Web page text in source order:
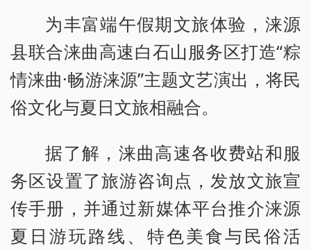
为丰富端午假期文旅体验，涞源
县联合涞曲高速白石山服务区打造“粽
情涞曲·畅游涞源”主题文艺演出，将民
俗文化与夏日文旅相融合。
据了解，涞曲高速各收费站和服
务区设置了旅游咨询点，发放文旅宣
传手册，并通过新媒体平台推介涞源
夏日游玩路线、特色美食与民俗活